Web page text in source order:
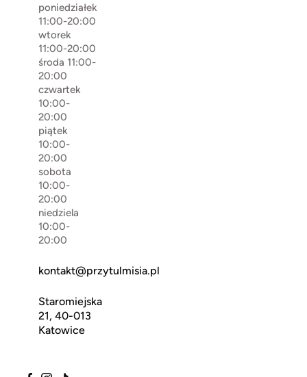
poniedziałek
11:00-20:00
wtorek
11:00-20:00
środa 11:00-
20:00
czwartek
10:00-
20:00
piątek
10:00-
20:00
sobota
10:00-
20:00
niedziela
10:00-
20:00
kontakt@przytulmisia.pl
Staromiejska
21, 40-013
Katowice